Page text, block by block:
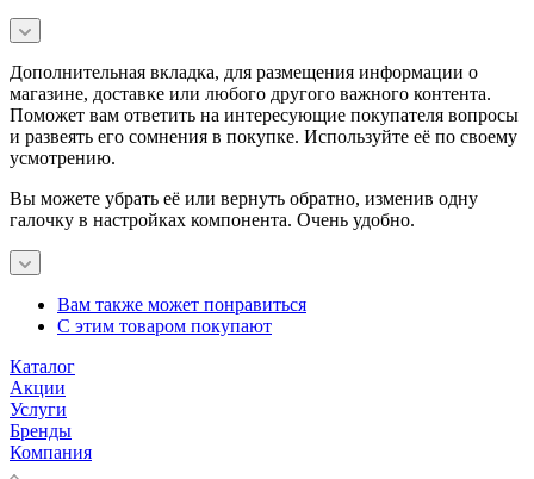
Дополнительная вкладка, для размещения информации о
магазине, доставке или любого другого важного контента.
Поможет вам ответить на интересующие покупателя вопросы
и развеять его сомнения в покупке. Используйте её по своему
усмотрению.
Вы можете убрать её или вернуть обратно, изменив одну
галочку в настройках компонента. Очень удобно.
Вам также может понравиться
С этим товаром покупают
Каталог
Акции
Услуги
Бренды
Компания